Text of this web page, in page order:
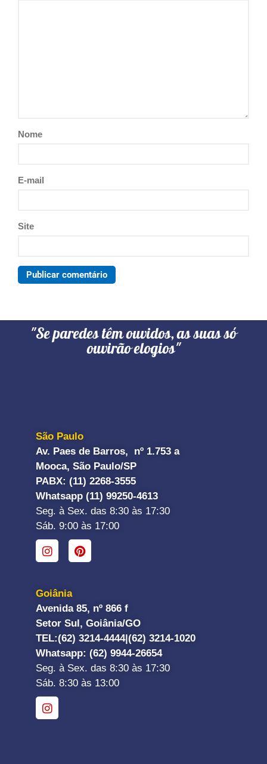
Nome
E-mail
Site
"Se paredes têm ouvidos, as suas só
ouvirão elogios"
São Paulo
Av. Paes de Barros, nº 1.753 a
Mooca, São Paulo/SP
PABX: (11) 2268-3555
Whatsapp (11) 99250-4613
Seg. à Sex. das 8:30 às 17:30
Sáb. 9:00 às 17:00
Goiânia
Avenida 85, nº 866 f
Setor Sul, Goiânia/GO
TEL:(62) 3214-4444| (62) 3214-1020
Whatsapp: (62) 9944-26654
Seg. à Sex. das 8:30 às 17:30
Sáb. 8:30 às 13:00